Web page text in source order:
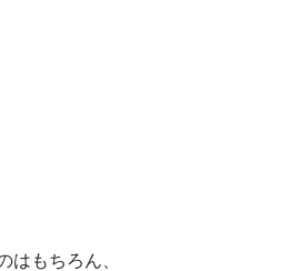
はもちろん、